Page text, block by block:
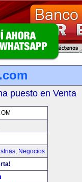
puesto en Venta
, Negocios